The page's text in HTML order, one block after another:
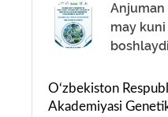
Anjuman
may
O‘zbekiston
Akademiyasi